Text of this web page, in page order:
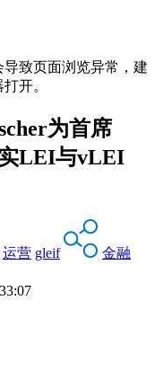
致页面浏览异常，建
开。
为首席
LEI与vLEI
运营 gleif
金融